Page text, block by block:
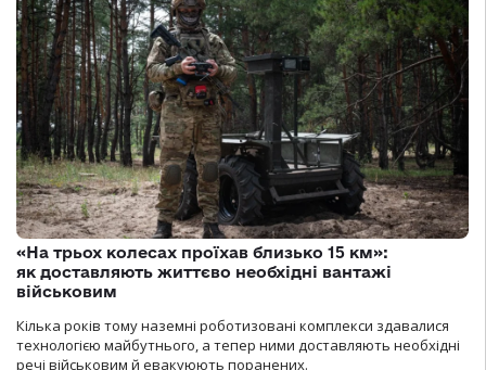
«На трьох колесах проїхав близько 15 км»:
як доставляють життєво необхідні вантажі
військовим
Кілька років тому наземні роботизовані комплекси здавалися
технологією майбутнього, а тепер ними доставляють необхідні
речі військовим й евакуюють поранених.